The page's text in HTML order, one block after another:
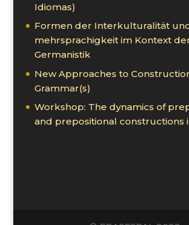
Idiomas)
Formen der Interkulturalität
mehrsprachigkeit im Kontext
Germanistik
New Approaches to
Grammar(s)
Workshop: The dynamics of
and prepositional constructions